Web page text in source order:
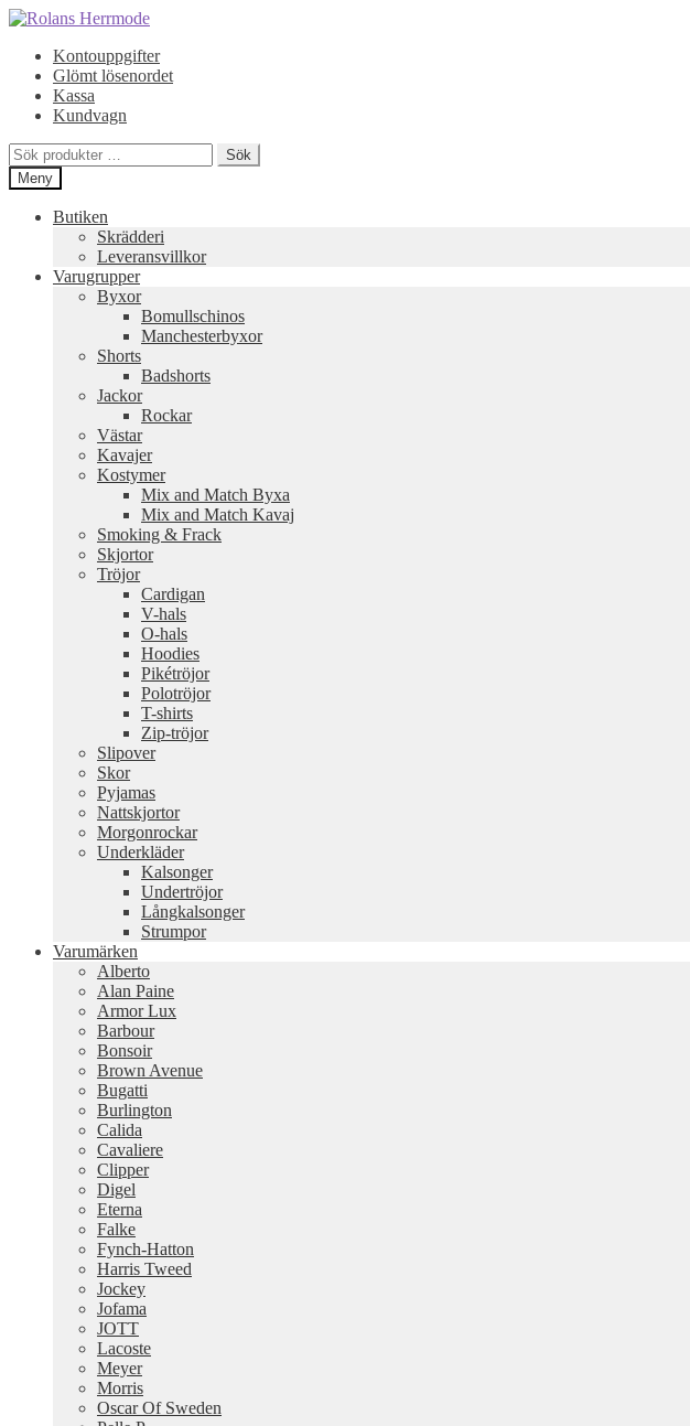
Hoppa
navigering
Hoppa
innehållKontouppgifter
Glömt lösenordet
Kassa
Kundvagn
Sök
efter:
Sök
Meny
Butiken
Skrädderi
Leveransvillkor
Varugrupper
Byxor
Bomullschinos
Manchesterbyxor
Shorts
Badshorts
Jackor
Rockar
Västar
Kavajer
Kostymer
Mix and Match Byxa
Mix and Match Kavaj
Smoking & Frack
Skjortor
Tröjor
Cardigan
V-hals
O-hals
Hoodies
Pikétröjor
Polotröjor
T-shirts
Zip-tröjor
Slipover
Skor
Pyjamas
Nattskjortor
Morgonrockar
Underkläder
Kalsonger
Undertröjor
Långkalsonger
Strumpor
Varumärken
Alberto
Alan Paine
Armor Lux
Barbour
Bonsoir
Brown Avenue
Bugatti
Burlington
Calida
Cavaliere
Clipper
Digel
Eterna
Falke
Fynch-Hatton
Harris Tweed
Jockey
Jofama
JOTT
Lacoste
Meyer
Morris
Oscar Of Sweden